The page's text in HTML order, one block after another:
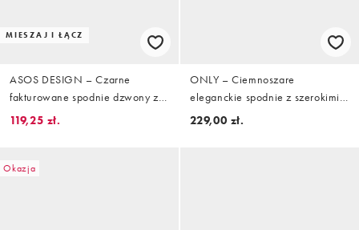
MIESZAJ I ŁĄCZ
ASOS DESIGN – Czarne
fakturowane spodnie dzwony z
wysokim stanem, część zestawu
119,25 zł.
ONLY – Ciemnoszare
eleganckie spodnie z szerokimi
nogawkami
229,00 zł.
Okazja